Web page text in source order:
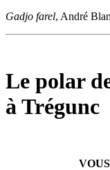
Gadjo farel, André
Le polar
à Trégunc